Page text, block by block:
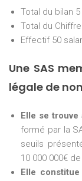
Total du bilan
Total du
Effectif 50
Une SAS
légale de
Elle se trouve
formé par la
seuils
10 000 000€
Elle